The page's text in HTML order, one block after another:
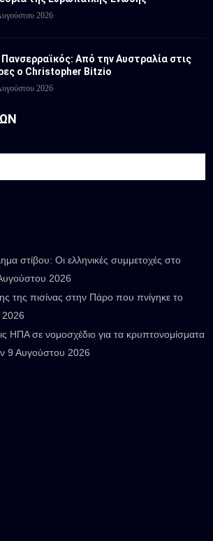
2026
Πανσερραϊκός: Από την Αυστραλία στις
ο Christopher Bitzio
2026
στίβου: Οι ελληνικές συμμετοχές στο
2026
της πισίνας στην Πάρο που πνίγηκε το
ΗΠΑ σε νομοσχέδιο για τα κρυπτονομίσματα
9 Αυγούστου 2026